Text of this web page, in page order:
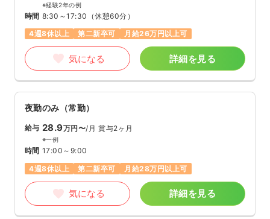
※経験2年の例
時間 8:30～17:30 （休憩60分）
4週8休以上
第二新卒可 月給26万円以上可
気になる 詳細を見る
夜勤のみ（常勤）
給与 28.9万円〜/月 賞与2ヶ月
※一例
時間 17:00～9:00
4週8休以上
第二新卒可 月給28万円以上可
気になる 詳細を見る